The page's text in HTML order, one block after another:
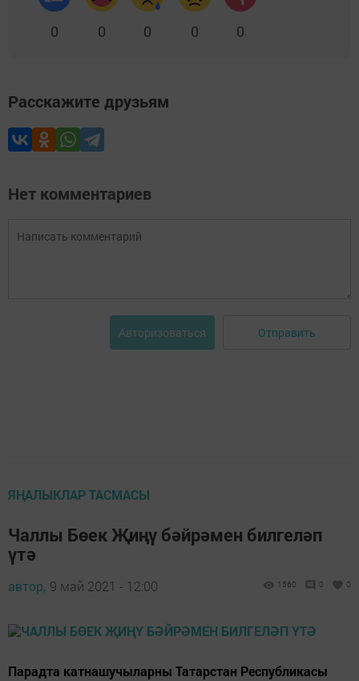
0 0 0 0 0
Расскажите друзьям
Нет комментариев
Авторизоваться Отправить
ЯҢАЛЫКЛАР ТАСМАСЫ
Чаллы Бөек Җиңү бәйрәмен билгеләп
үтә
автор, 9 май 2021 - 12:00 1560 0 0
Парадта катнашучыларны Татарстан Республикасы